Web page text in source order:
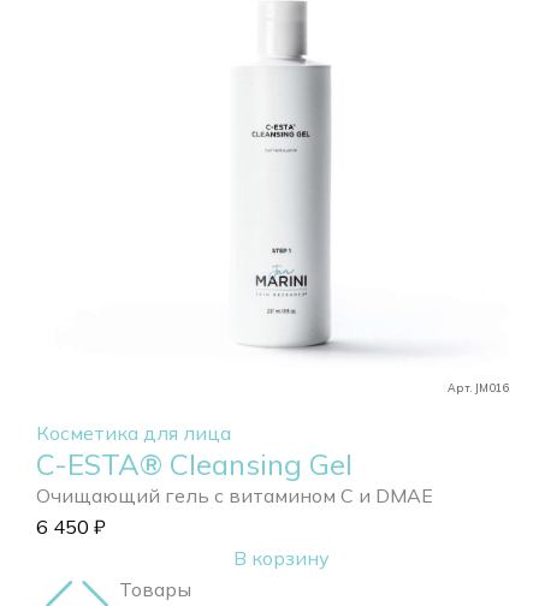
Арт. JM016
Косметика для лица
C-ESTA® Cleansing Gel
Очищающий гель с витамином С и DMAE
6 450 ₽
В корзину
Товары